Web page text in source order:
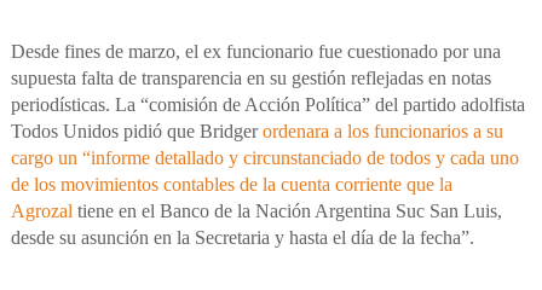
Desde fines de marzo, el ex funcionario fue cuestionado por una
supuesta falta de transparencia en su gestión reflejadas en notas
periodísticas. La “comisión de Acción Política” del partido adolfista
Todos Unidos pidió que Bridgerordenara a los funcionarios a su
cargo un “informe detallado y circunstanciado de todos y cada uno
de los movimientos contables de la cuenta corriente que la
Agrozal tiene en el Banco de la Nación Argentina Suc San Luis,
desde su asunción en la Secretaria y hasta el día de la fecha”.